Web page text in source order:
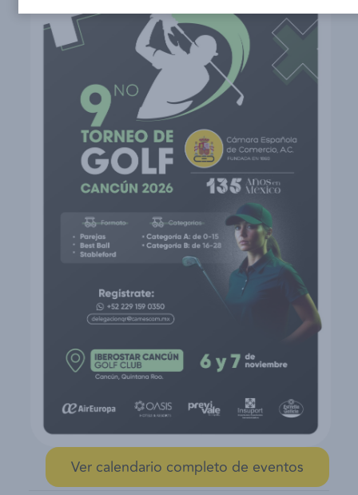
Ver calendario completo de eventos